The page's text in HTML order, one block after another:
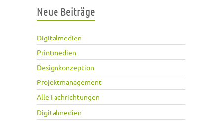
Neue Beiträge
Digitalmedien
Printmedien
Designkonzeption
Projektmanagement
Alle Fachrichtungen
Digitalmedien